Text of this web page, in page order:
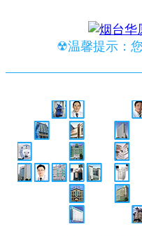
☢温馨提示：